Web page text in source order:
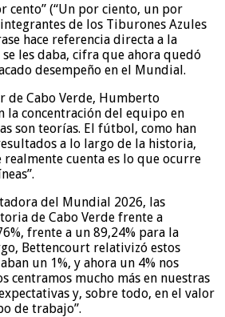
cento” (“Un por ciento, un por
de los Tiburones Azules
hace referencia directa a la
les daba, cifra que ahora quedó
desempeño en el Mundial.
de Cabo Verde, Humberto
la concentración del equipo en
son teorías. El fútbol, como han
a lo largo de la historia,
cuenta es lo que ocurre
del Mundial 2026, las
de Cabo Verde frente a
frente a un 89,24% para la
Bettencourt relativizó estos
un 1%, y ahora un 4% nos
centramos mucho más en nuestras
y, sobre todo, en el valor
de trabajo”.